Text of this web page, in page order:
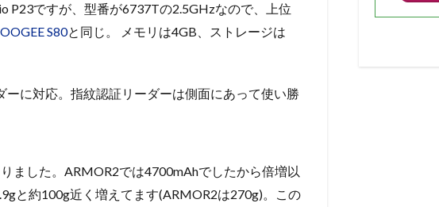
P23ですが、型番が6737Tの2.5GHzなので、上位
S80と同じ。 メモリは4GB、ストレージは
に対応。指紋認証リーダーは側面にあって使い勝
ました。ARMOR2では4700mAhでしたから倍増以
と約100g近く増えてます(ARMOR2は270g)。この